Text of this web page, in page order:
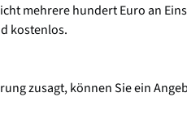
mehrere hundert Euro an
kostenlos.
zusagt, können Sie ein